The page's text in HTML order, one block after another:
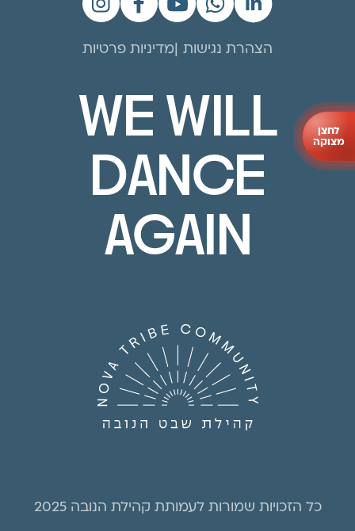
הצהרת נגישות מדיניות פרטיות
WE WILL
DANCE
AGAIN
כל הזכויות שמורות לעמותת קהילת הנובה 2025
לחצן
מצוקה